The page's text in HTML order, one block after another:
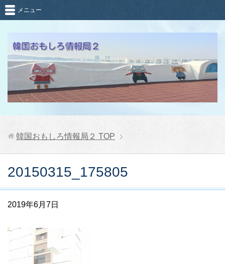
メニュー
韓国おもしろ情報局２ TOP
20150315_175805
2019年6月7日